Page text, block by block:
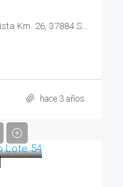
hace 3 años